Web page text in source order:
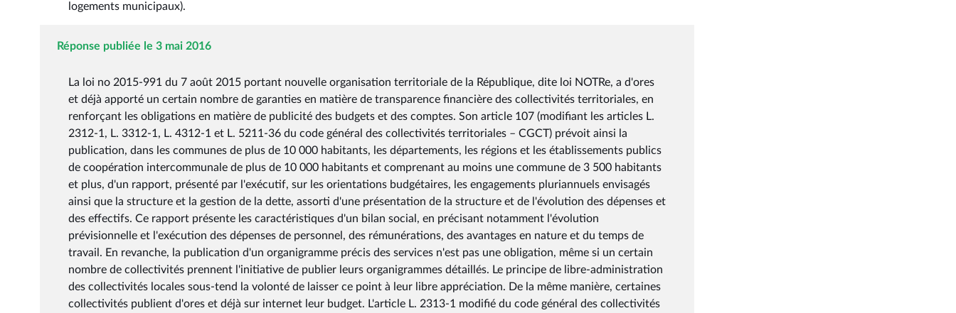
logements municipaux).
Réponse publiée le 3 mai 2016
La loi no 2015-991 du 7 août 2015 portant nouvelle organisation territoriale de la République, dite loi NOTRe, a d'ores
et déjà apporté un certain nombre de garanties en matière de transparence financière des collectivités territoriales, en
renforçant les obligations en matière de publicité des budgets et des comptes. Son article 107 (modifiant les articles L.
2312-1, L. 3312-1, L. 4312-1 et L. 5211-36 du code général des collectivités territoriales – CGCT) prévoit ainsi la
publication, dans les communes de plus de 10 000 habitants, les départements, les régions et les établissements publics
de coopération intercommunale de plus de 10 000 habitants et comprenant au moins une commune de 3 500 habitants
et plus, d'un rapport, présenté par l'exécutif, sur les orientations budgétaires, les engagements pluriannuels envisagés
ainsi que la structure et la gestion de la dette, assorti d'une présentation de la structure et de l'évolution des dépenses et
des effectifs. Ce rapport présente les caractéristiques d'un bilan social, en précisant notamment l'évolution
prévisionnelle et l'exécution des dépenses de personnel, des rémunérations, des avantages en nature et du temps de
travail. En revanche, la publication d'un organigramme précis des services n'est pas une obligation, même si un certain
nombre de collectivités prennent l'initiative de publier leurs organigrammes détaillés. Le principe de libre-administration
des collectivités locales sous-tend la volonté de laisser ce point à leur libre appréciation. De la même manière, certaines
collectivités publient d'ores et déjà sur internet leur budget. L'article L. 2313-1 modifié du code général des collectivités